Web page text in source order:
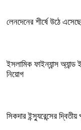
লেনদেনের শীর্ষে উঠে এসেছে
ইসলামিক ফাইন্যান্স অ্যান্ড
নিয়োগ
সিকদার ইন্স্যুরেন্সের